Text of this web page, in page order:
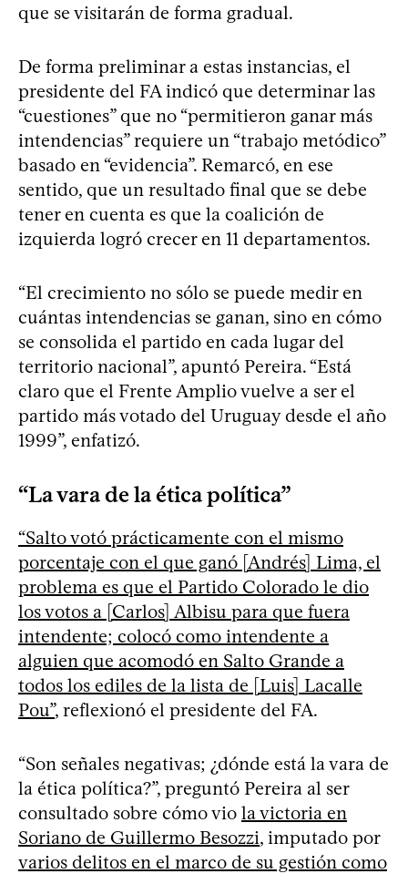
que se visitarán de forma gradual.
De forma preliminar a estas instancias, el
presidente del FA indicó que determinar las
“cuestiones” que no “permitieron ganar más
intendencias” requiere un “trabajo metódico”
basado en “evidencia”. Remarcó, en ese
sentido, que un resultado final que se debe
tener en cuenta es que la coalición de
izquierda logró crecer en 11 departamentos.
“El crecimiento no sólo se puede medir en
cuántas intendencias se ganan, sino en cómo
se consolida el partido en cada lugar del
territorio nacional”, apuntó Pereira. “Está
claro que el Frente Amplio vuelve a ser el
partido más votado del Uruguay desde el año
1999”, enfatizó.
“La vara de la ética política”
“Salto votó prácticamente con el mismo
porcentaje con el que ganó [Andrés] Lima, el
problema es que el Partido Colorado le dio
los votos a [Carlos] Albisu para que fuera
intendente; colocó como intendente a
alguien que acomodó en Salto Grande a
todos los ediles de la lista de [Luis] Lacalle
Pou”, reflexionó el presidente del FA.
“Son señales negativas; ¿dónde está la vara de
la ética política?”, preguntó Pereira al ser
consultado sobre cómo vio la victoria en
Soriano de Guillermo Besozzi, imputado por
varios delitos en el marco de su gestión como